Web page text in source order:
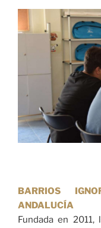
BARRIOS
ANDALUCÍA
Fundada en